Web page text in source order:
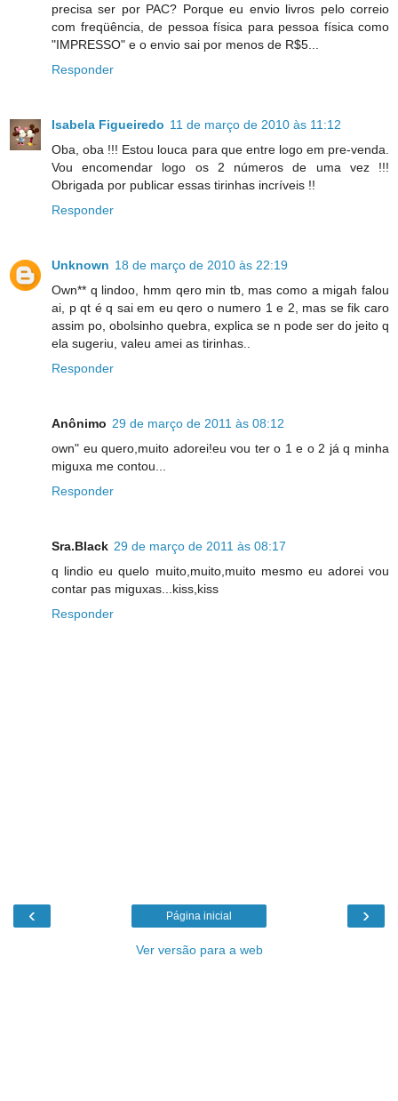
precisa ser por PAC? Porque eu envio livros pelo correio
com freqüência, de pessoa física para pessoa física como
"IMPRESSO" e o envio sai por menos de R$5...
Responder
Isabela Figueiredo 11 de março de 2010 às 11:12
Oba, oba !!! Estou louca para que entre logo em pre-venda.
Vou encomendar logo os 2 números de uma vez !!!
Obrigada por publicar essas tirinhas incríveis !!
Responder
Unknown 18 de março de 2010 às 22:19
Own** q lindoo, hmm qero min tb, mas como a migah falou
ai, p qt é q sai em eu qero o numero 1 e 2, mas se fik caro
assim po, obolsinho quebra, explica se n pode ser do jeito q
ela sugeriu, valeu amei as tirinhas..
Responder
Anônimo 29 de março de 2011 às 08:12
own" eu quero,muito adorei!eu vou ter o 1 e o 2 já q minha
miguxa me contou...
Responder
Sra.Black 29 de março de 2011 às 08:17
q lindio eu quelo muito,muito,muito mesmo eu adorei vou
contar pas miguxas...kiss,kiss
Responder
‹ ›
Página inicial
Ver versão para a web